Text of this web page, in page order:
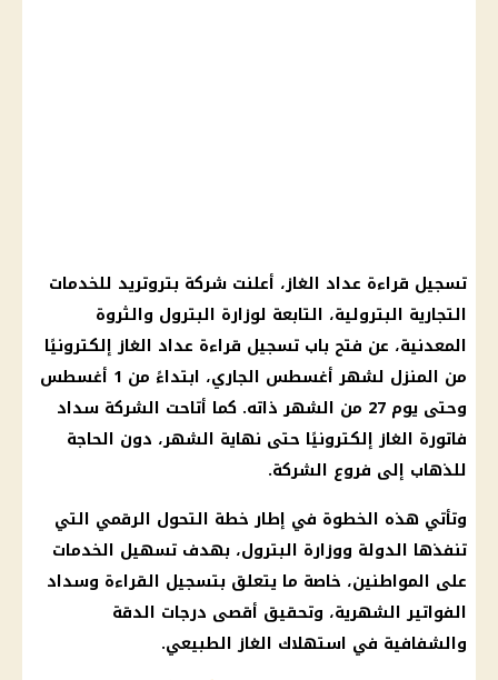
تسجيل قراءة عداد الغاز، أعلنت شركة بتروتريد للخدمات
التجارية البترولية، التابعة لوزارة البترول والثروة
المعدنية، عن فتح باب تسجيل قراءة عداد الغاز إلكترونيًا
من المنزل لشهر أغسطس الجاري، ابتداءً من 1 أغسطس
وحتى يوم 27 من الشهر ذاته. كما أتاحت الشركة سداد
فاتورة الغاز إلكترونيًا حتى نهاية الشهر، دون الحاجة
للذهاب إلى فروع الشركة.
وتأتي هذه الخطوة في إطار خطة التحول الرقمي التي
تنفذها الدولة ووزارة البترول، بهدف تسهيل الخدمات
على المواطنين، خاصة ما يتعلق بتسجيل القراءة وسداد
الفواتير الشهرية، وتحقيق أقصى درجات الدقة
والشفافية في استهلاك الغاز الطبيعي.